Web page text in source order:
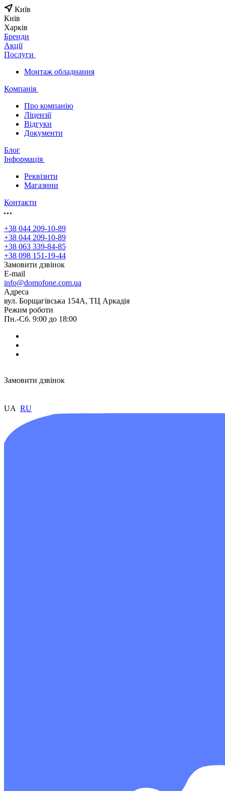
Київ
Київ
Харків
Бренди
Акції
Послуги
Монтаж обладнання
Компанія
Про компанію
Ліцензії
Відгуки
Документи
Блог
Інформація
Реквізити
Магазини
Контакти
+38 044 209-10-89
+38 044 209-10-89
+38 063 339-84-85
+38 098 151-19-44
Замовити дзвінок
E-mail
info@domofone.com.ua
Адреса
вул. Борщагівська 154А, ТЦ Аркадія
Режим роботи
Пн.-Сб. 9:00 до 18:00
Замовити дзвінок
UA RU